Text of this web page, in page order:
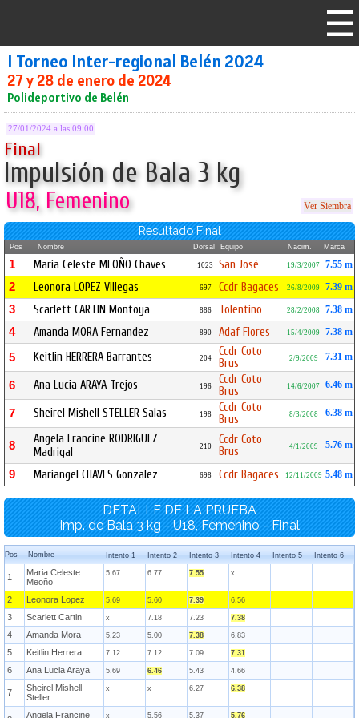
I Torneo Inter-regional Belén 2024
27 y 28 de enero de 2024
Polideportivo de Belén
27/01/2024 a las 09:00
Final
Impulsión de Bala 3 kg
U18, Femenino Ver Siembra
Resultado Final
Pos Nombre Dorsal Equipo Nacim. Marca
1 Maria Celeste MEOÑO Chaves 1023 San José 19/3/2007 7.55 m
2 Leonora LOPEZ Villegas 697 Ccdr Bagaces 26/8/2009 7.39 m
3 Scarlett CARTIN Montoya 886 Tolentino 28/2/2008 7.38 m
4 Amanda MORA Fernandez 890 Adaf Flores 15/4/2009 7.38 m
5 Keitlin HERRERA Barrantes 204
Ccdr Coto
Brus
2/9/2009 7.31 m
6 Ana Lucia ARAYA Trejos 196
Ccdr Coto
Brus
14/6/2007 6.46 m
7 Sheirel Mishell STELLER Salas 198
Ccdr Coto
Brus
8/3/2008 6.38 m
8
Angela Francine RODRIGUEZ
Madrigal
210
Ccdr Coto
Brus
4/1/2009 5.76 m
9 Mariangel CHAVES Gonzalez 698 Ccdr Bagaces 12/11/2009 5.48 m
DETALLE DE LA PRUEBA
Imp. de Bala 3 kg - U18, Femenino - Final
Pos Nombre Intento 1 Intento 2 Intento 3 Intento 4 Intento 5 Intento 6
1
Maria Celeste
Meoño
5.67 6.77 7.55 x
2 Leonora Lopez 5.69 5.60 7.39 6.56
3 Scarlett Cartin x 7.18 7.23 7.38
4 Amanda Mora 5.23 5.00 7.38 6.83
5 Keitlin Herrera 7.12 7.12 7.09 7.31
6 Ana Lucia Araya 5.69 6.46 5.43 4.66
7
Sheirel Mishell
Steller
x x 6.27 6.38
Angela Francine x 5.56 5.37 5.76